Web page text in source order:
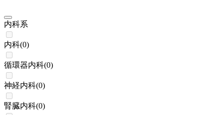
内科系
内科(0)
循環器内科(0)
神経内科(0)
腎臓内科(0)